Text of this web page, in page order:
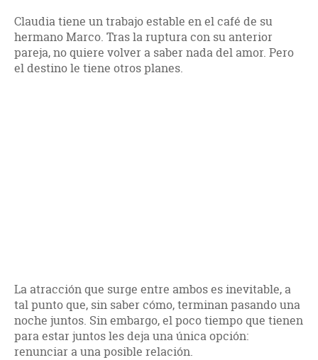
Claudia tiene un trabajo estable en el café de su
hermano Marco. Tras la ruptura con su anterior
pareja, no quiere volver a saber nada del amor. Pero
el destino le tiene otros planes.
La atracción que surge entre ambos es inevitable, a
tal punto que, sin saber cómo, terminan pasando una
noche juntos. Sin embargo, el poco tiempo que tienen
para estar juntos les deja una única opción:
renunciar a una posible relación.